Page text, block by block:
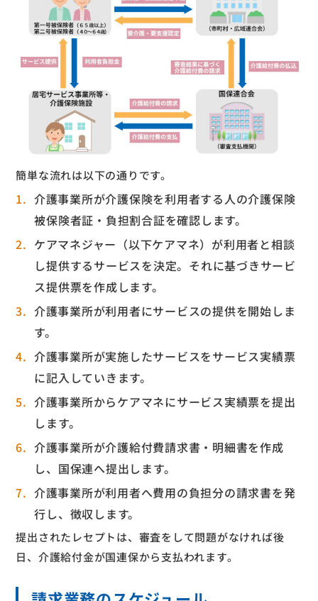
簡単な流れは以下の通りです。
介護事業所が介護保険を利用者する人の介護保険
被保険者証・負担割合証を確認します。
ケアマネジャー（以下ケアマネ）が利用者と相談
し提供するサービスを決定。それに基づきサービ
ス提供票を作成します。
介護事業所が利用者にサービスの提供を開始しま
す。
介護事業所が実施したサービスをサービス実績票
に記入していきます。
介護事業所からケアマネにサービス実績票を提出
します。
介護事業所が介護給付費請求書・明細書を作成
し、国保連へ提出します。
介護事業所が利用者へ費用の負担分の請求書を発
行し、徴収します。
提出されたレセプトは、審査をして問題がなければ後
日、介護給付金が国連保から支払われます。